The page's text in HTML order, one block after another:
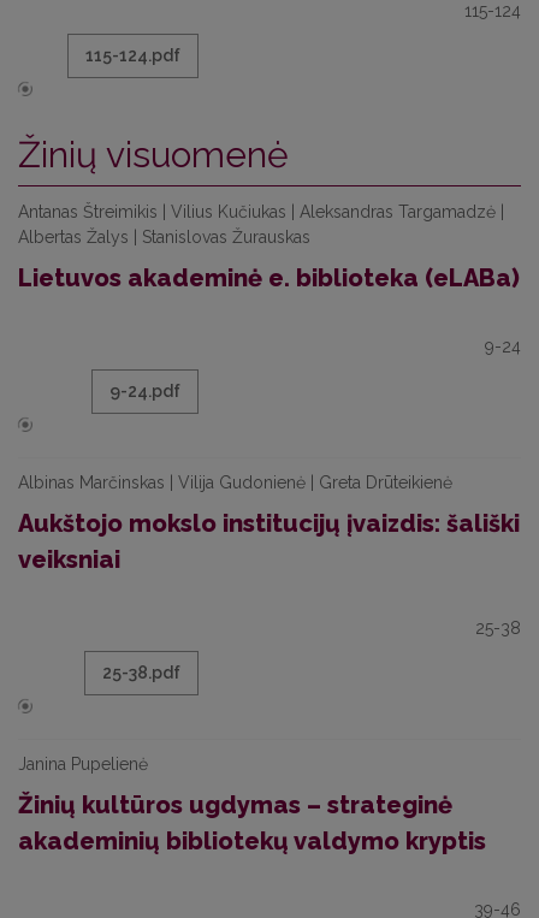
115-124
115-124.pdf
Žinių visuomenė
Antanas Štreimikis | Vilius Kučiukas | Aleksandras Targamadzė |
Albertas Žalys | Stanislovas Žurauskas
Lietuvos akademinė e. biblioteka (eLABa)
9-24
9-24.pdf
Albinas Marčinskas | Vilija Gudonienė | Greta Drūteikienė
Aukštojo mokslo institucijų įvaizdis: šališki
veiksniai
25-38
25-38.pdf
Janina Pupelienė
Žinių kultūros ugdymas – strateginė
akademinių bibliotekų valdymo kryptis
39-46